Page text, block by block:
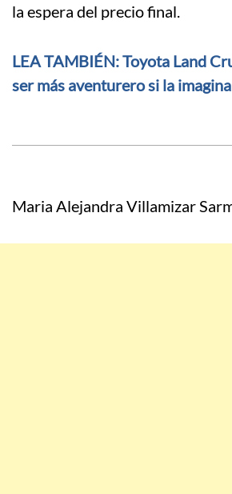
la espera del precio final.
LEA TAMBIÉN: Toyota Land
ser más aventurero si la
Maria Alejandra Villamizar